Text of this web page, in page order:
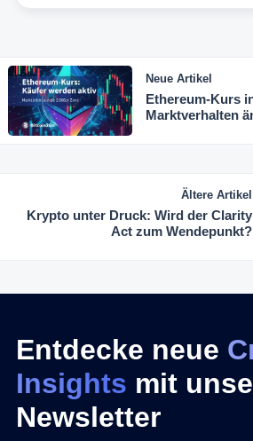
Neue Artikel
Ethereum-Kurs
Marktverhalten
Ältere Artikel
Krypto unter Druck: Wird der Clarity
Act zum Wendepunkt?
Entdecke neue
Insights mit
Newsletter